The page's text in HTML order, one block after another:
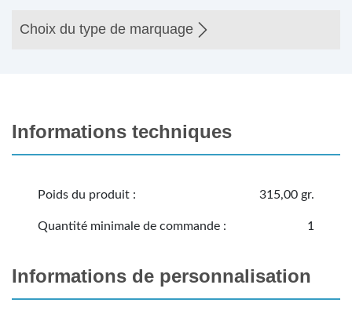
Choix du type de marquage
Informations techniques
Poids du produit : 315,00 gr.
Quantité minimale de commande : 1
Informations de personnalisation